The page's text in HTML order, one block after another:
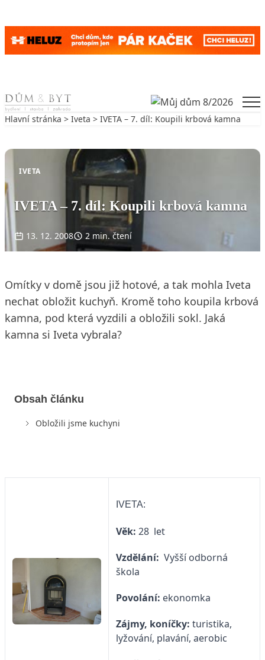
Skip to content
Hlavní stránka > Iveta > IVETA – 7. díl: Koupili krbová kamna
IVETA
IVETA – 7. díl: Koupili krbová kamna
13. 12. 2008 2 min. čtení
Omítky v domě jsou již hotové, a tak mohla Iveta
nechat obložit kuchyň. Kromě toho koupila krbová
kamna, pod která vyzdili a obložili sokl. Jaká
kamna si Iveta vybrala?
Obsah článku
Obložili jsme kuchyni
IVETA:
Věk: 28 let
Vzdělání: Vyšší odborná
škola
Povolání: ekonomka
Zájmy, koníčky: turistika,
lyžování, plavání, aerobic